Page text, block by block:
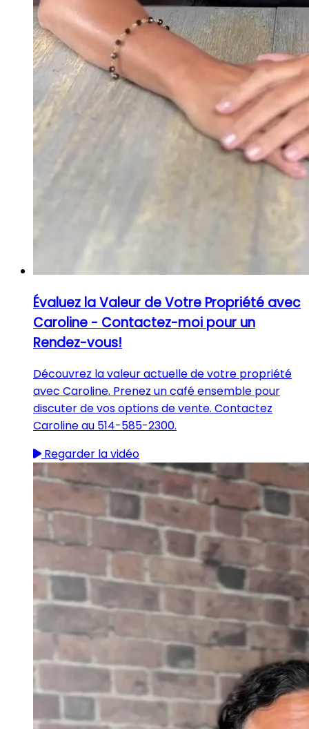
Évaluez la Valeur de Votre Propriété avec
Caroline - Contactez-moi pour un
Rendez-vous!
Découvrez la valeur actuelle de votre propriété
avec Caroline. Prenez un café ensemble pour
discuter de vos options de vente. Contactez
Caroline au 514-585-2300.
Regarder la vidéo